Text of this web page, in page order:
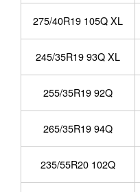
275/40R19 105Q XL
245/35R19 93Q XL
255/35R19 92Q
265/35R19 94Q
235/55R20 102Q